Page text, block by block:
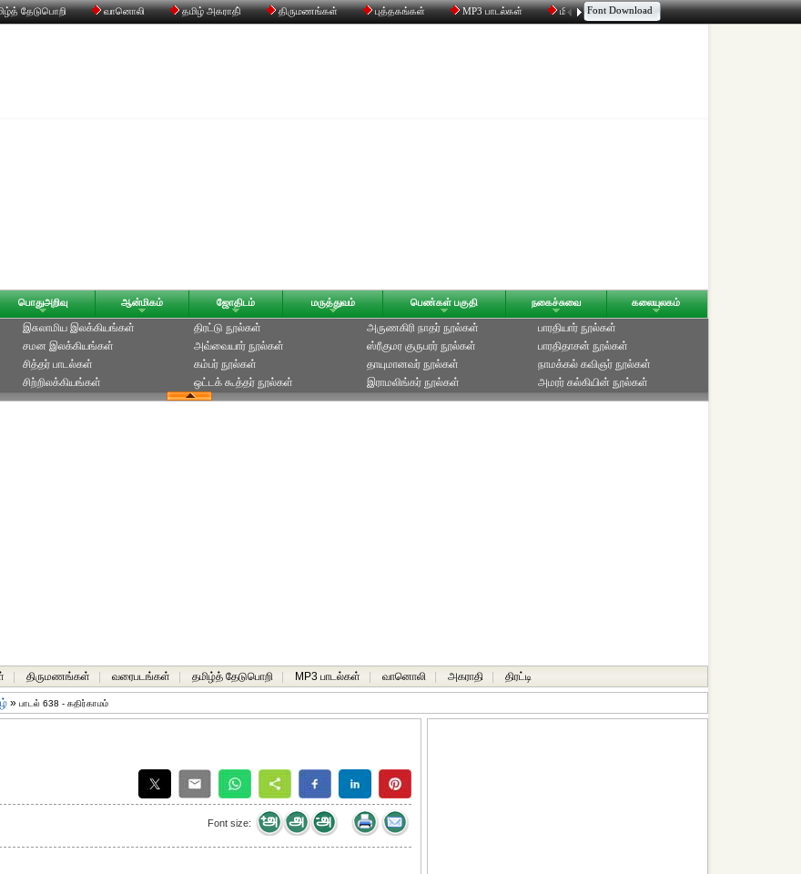
தேடுபொறி வானொலி தமிழ் அகராதி் திருமணங்கள் புத்தகங்கள் MP3 பாடல்கள் மின்னஞ்சல் திரட்டி உரையாடல்
Font Download
பொதுஅறிவு ஆன்மிகம் ஜோதிடம் மருத்துவம் பெண்கள் பகுதி நகைச்சுவை கலையுலகம்
இசுலாமிய இலக்கியங்கள்
சமன இலக்கியங்கள்
சித்தர் பாடல்கள்
சிற்றிலக்கியங்கள்
திரட்டு நூல்கள்
அவ்வையார் நூல்கள்
கம்பர் நூல்கள்
ஒட்டக் கூத்தர் நூல்கள்
அருணகிரி நாதர் நூல்கள்
ஸ்ரீகுமர குருபரர் நூல்கள்
தாயுமானவர் நூல்கள்
இராமலிங்கர் நூல்கள்
பாரதியார் நூல்கள்
பாரதிதாசன் நூல்கள்
நாமக்கல் கவிஞர் நூல்கள்
அமரர் கல்கியின் நூல்கள்
திருமணங்கள் வரைபடங்கள் தமிழ்த் தேடுபொறி MP3 பாடல்கள் வானொலி அகராதி திரட்டி
» பாடல் 638 - கதிர்காமம்
Font size: